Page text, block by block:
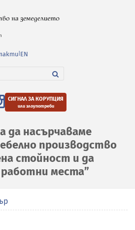
EN
СИГНАЛ ЗА КОРУПЦИЯ
или злоупотреби
да насърчаваме
производство
стойност и да
места”